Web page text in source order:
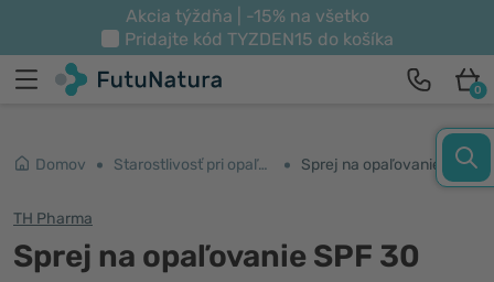
Akcia týždňa | -15% na všetko
Pridajte kód TYZDEN15 do košíka
0
Domov Starostlivosť pri opaľovaní Sprej na opaľovanie SPF 30
TH Pharma
Sprej na opaľovanie SPF 30